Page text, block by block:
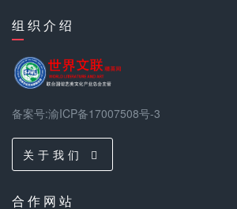
组 织 介 绍
备案号:渝ICP备17007508号-3
关 于 我 们
合 作 网 站